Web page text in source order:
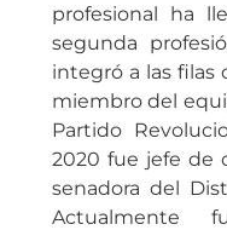
profesional ha
segunda
integró a las filas
miembro del
Partido
2020 fue jefe de
senadora del
Actualmente